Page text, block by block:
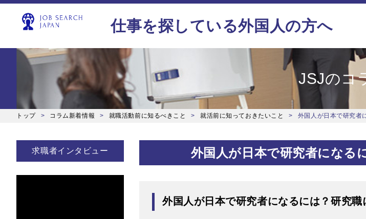
仕事を探している外国人の方へ
JSJのコ
トップ コラム新着情報 就職活動前に知るべきこと 就活前に知っておきたいこと 外国人が日本で研究者
求職者インタビュー 外国人が日本で研究者になる
外国人が日本で研究者になるには？研究職